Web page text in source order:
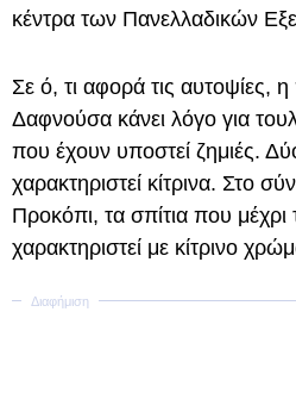
κέντρα των Πανελλαδικών
Σε ό, τι αφορά τις αυτοψίες,
Δαφνούσα κάνει λόγο για
που έχουν υποστεί ζημιές.
χαρακτηριστεί κίτρινα. Στο
Προκόπι, τα σπίτια που
χαρακτηριστεί με κίτρινο